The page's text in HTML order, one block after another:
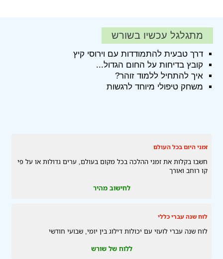
מתגלגל עכשיו בשורש
דרך טבעית להתמודדות עם וירוסי קיץ
קובץ בדיחות על החום הגדול...
איך להתחיל ללמוד זוהר?
משחק טיפולי מיוחד לרגשות
זמני היום בכל העולם
חשבו בקלות את זמני ההלכה בכל מקום בעולם, ערים גדולות או על פי
קו רוחב ואורך
לחישוב מהיר
לוח שנה עברי כללי
לוח שנה עברי לועזי עם יכולות דילוג בין יומי, שבועי חודשי
ללוח של שורש